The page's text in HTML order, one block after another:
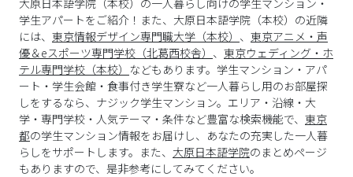
大原日本語学院（本校）の一人暮らし向けの学生マンション・
学生アパートをご紹介！また、大原日本語学院（本校）の近隣
には、 東京情報デザイン専門職大学（本校） 、 東京アニメ・声
優＆eスポーツ専門学校（北葛西校舎） 、 東京ウェディング・ホ
テル専門学校（本校） などもあります。学生マンション・アパ
ート・学生会館・食事付き学生寮など一人暮らし用のお部屋探
しをするなら、ナジック学生マンション。エリア・沿線・大
学・専門学校・人気テーマ・条件など豊富な検索機能で、 東京
都の学生マンション情報をお届けし、あなたの充実した一人暮
らしをサポートします。また、 大原日本語学院のまとめページ
もありますので、是非参考にしてみてください。